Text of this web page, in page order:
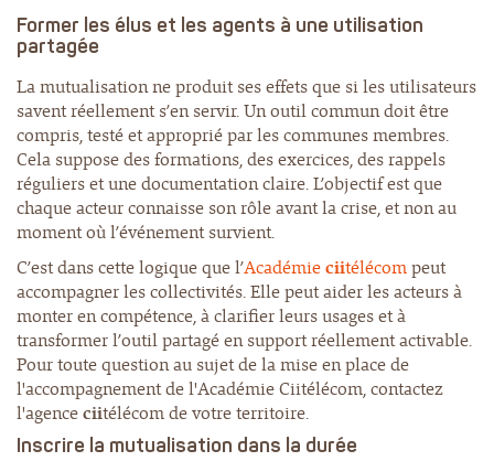
Former les élus et les agents à une utilisation
partagée
La mutualisation ne produit ses effets que si les utilisateurs
savent réellement s’en servir. Un outil commun doit être
compris, testé et approprié par les communes membres.
Cela suppose des formations, des exercices, des rappels
réguliers et une documentation claire. L’objectif est que
chaque acteur connaisse son rôle avant la crise, et non au
moment où l’événement survient.
C’est dans cette logique que l’Académieciitélécompeut
accompagner les collectivités. Elle peut aider les acteurs à
monter en compétence, à clarifier leurs usages et à
transformer l’outil partagé en support réellement activable.
Pour toute question au sujet de la mise en place de
l'accompagnement de l'Académie Ciitélécom, contactez
l'agenceciitélécom de votre territoire.
Inscrire la mutualisation dans la durée